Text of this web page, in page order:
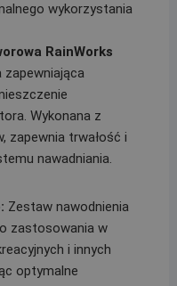
wykorzystania
RainWorks
zapewniająca
Wykonana z
zapewnia trwałość i
nawadniania.
Zestaw nawodnienia
zastosowania w
i innych
optymalne